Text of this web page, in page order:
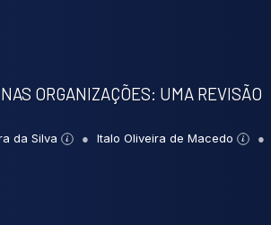
ORGANIZAÇÕES: UMA REVISÃO
da Silva Italo Oliveira de Macedo